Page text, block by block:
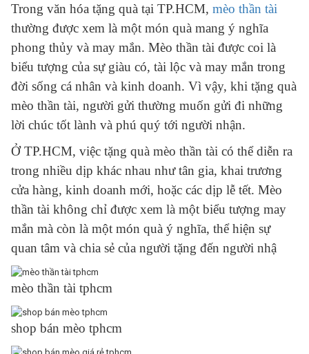
Trong văn hóa tặng quà tại TP.HCM, mèo thần tài
thường được xem là một món quà mang ý nghĩa
phong thủy và may mắn. Mèo thần tài được coi là
biểu tượng của sự giàu có, tài lộc và may mắn trong
đời sống cá nhân và kinh doanh. Vì vậy, khi tặng quà
mèo thần tài, người gửi thường muốn gửi đi những
lời chúc tốt lành và phú quý tới người nhận.
Ở TP.HCM, việc tặng quà mèo thần tài có thể diễn ra
trong nhiều dịp khác nhau như tân gia, khai trương
cửa hàng, kinh doanh mới, hoặc các dịp lễ tết. Mèo
thần tài không chỉ được xem là một biểu tượng may
mắn mà còn là một món quà ý nghĩa, thể hiện sự
quan tâm và chia sẻ của người tặng đến người nhậ
mèo thần tài tphcm
shop bán mèo tphcm